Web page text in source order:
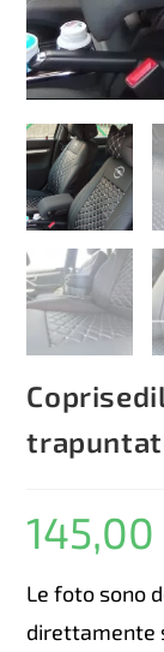
145,00
Le foto sono
direttamente